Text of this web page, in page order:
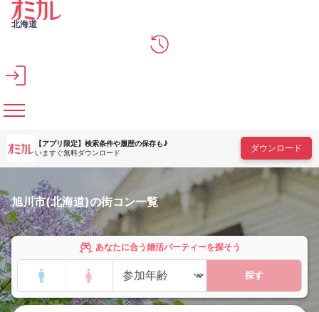
メインコンテンツへスキップ
北海道
【アプリ限定】 検索条件や履歴の保存も♪
いますぐ無料ダウンロード
ダウンロード
旭川市(北海道)の街コン一覧
あなたに合う婚活パーティーを探そう
探す